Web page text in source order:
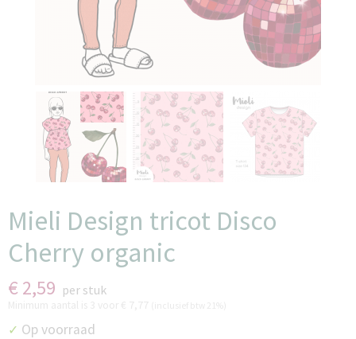
Mieli Design tricot Disco
Cherry organic
€ 2,59 per stuk
✓ Op voorraad